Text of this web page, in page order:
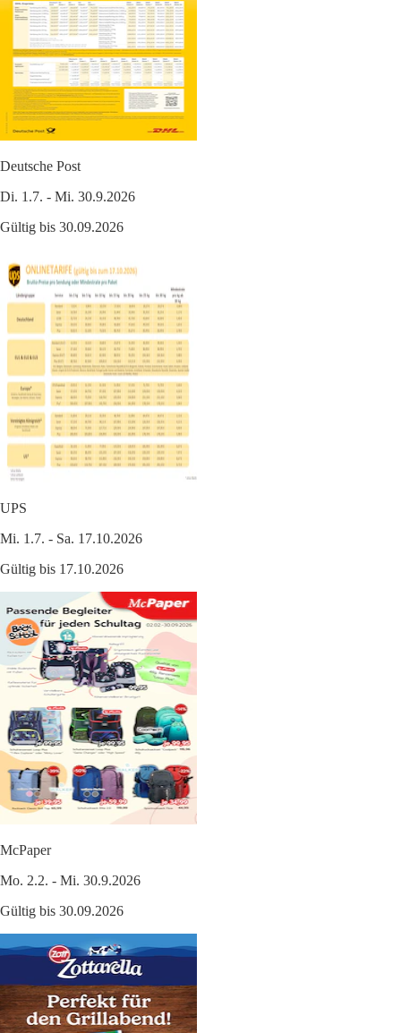
Deutsche Post
Di. 1.7. - Mi. 30.9.2026
Gültig bis 30.09.2026
UPS
Mi. 1.7. - Sa. 17.10.2026
Gültig bis 17.10.2026
McPaper
Mo. 2.2. - Mi. 30.9.2026
Gültig bis 30.09.2026